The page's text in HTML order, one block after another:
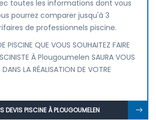
toutes les informations dont vous
pourrez comparer jusqu'à 3
de professionnels piscine.
PISCINE QUE VOUS SOUHAITEZ FAIRE
À Plougoumelen SAURA VOUS
LA RÉALISATION DE VOTRE
DEVIS PISCINE À PLOUGOUMELEN